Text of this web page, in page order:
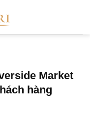
Market
hàng